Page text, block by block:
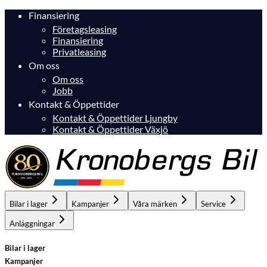
Finansiering
Företagsleasing
Finansiering
Privatleasing
Om oss
Om oss
Jobb
Kontakt & Öppettider
Kontakt & Öppettider Ljungby
Kontakt & Öppettider Växjö
Bilar i lager Kampanjer Våra märken Service
Anläggningar
Bilar i lager
Kampanjer